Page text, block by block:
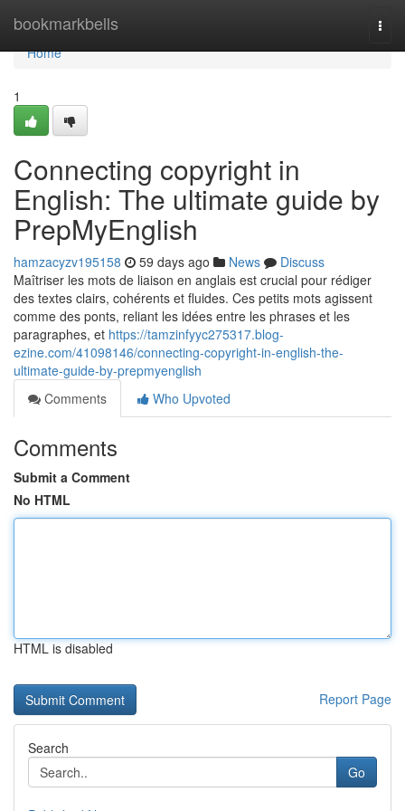
bookmarkbells
Home
Home
1
Connecting copyright in
English: The ultimate guide by
PrepMyEnglish
hamzacyzv195158 59 days ago News
Discuss
Maîtriser les mots de liaison en anglais est crucial pour rédiger
des textes clairs, cohérents et fluides. Ces petits mots agissent
comme des ponts, reliant les idées entre les phrases et les
paragraphes, et https://tamzinfyyc275317.blog-
ezine.com/41098146/connecting-copyright-in-english-the-
ultimate-guide-by-prepmyenglish
Comments
Who Upvoted
Comments
Submit a Comment
No HTML
HTML is disabled
Report Page
Search
Go